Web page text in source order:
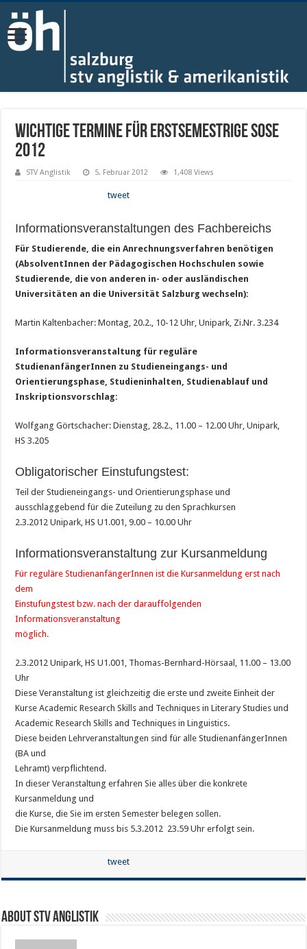
Wichtige Termine für Erstsemestrige SoSe
2012
STV Anglistik 5. Februar 2012 1,408 Views
tweet
Informationsveranstaltungen des Fachbereichs
Für Studierende, die ein Anrechnungsverfahren benötigen
(AbsolventInnen der Pädagogischen Hochschulen sowie
Studierende, die von anderen in- oder ausländischen
Universitäten an die Universität Salzburg wechseln):
Martin Kaltenbacher: Montag, 20.2., 10-12 Uhr, Unipark, Zi.Nr. 3.234
Informationsveranstaltung für reguläre
StudienanfängerInnen zu Studieneingangs- und
Orientierungsphase, Studieninhalten, Studienablauf und
Inskriptionsvorschlag:
Wolfgang Görtschacher: Dienstag, 28.2., 11.00 – 12.00 Uhr, Unipark,
HS 3.205
Obligatorischer Einstufungstest:
Teil der Studieneingangs- und Orientierungsphase und
ausschlaggebend für die Zuteilung zu den Sprachkursen
2.3.2012 Unipark, HS U1.001, 9.00 – 10.00 Uhr
Informationsveranstaltung zur Kursanmeldung
Für reguläre StudienanfängerInnen ist die Kursanmeldung erst nach
dem
Einstufungstest bzw. nach der darauffolgenden
Informationsveranstaltung
möglich.
2.3.2012 Unipark, HS U1.001, Thomas-Bernhard-Hörsaal, 11.00 – 13.00
Uhr
Diese Veranstaltung ist gleichzeitig die erste und zweite Einheit der
Kurse Academic Research Skills and Techniques in Literary Studies und
Academic Research Skills and Techniques in Linguistics.
Diese beiden Lehrveranstaltungen sind für alle StudienanfängerInnen
(BA und
Lehramt) verpflichtend.
In dieser Veranstaltung erfahren Sie alles über die konkrete
Kursanmeldung und
die Kurse, die Sie im ersten Semester belegen sollen.
Die Kursanmeldung muss bis 5.3.2012 23.59 Uhr erfolgt sein.
tweet
About STV Anglistik